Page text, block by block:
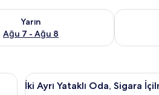
Yarın
Ağu 7 - Ağu 8
kontrol et Ağu 7 - Ağu 8Bu hafta
kablosuz İnternet, çarşaf takımı
İki 3
İki Ayrı Yataklı Oda, Sigara